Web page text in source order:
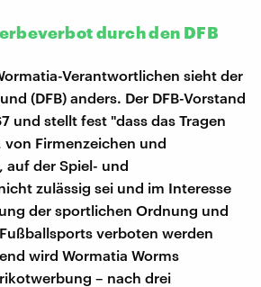
durch den DFB
Verantwortlichen sieht der
(DFB) anders. Der DFB-Vorstand
und stellt fest "dass das Tragen
Firmenzeichen und
auf der Spiel- und
zulässig sei und im Interesse
der sportlichen Ordnung und
verboten werden
wird Wormatia Worms
– nach drei